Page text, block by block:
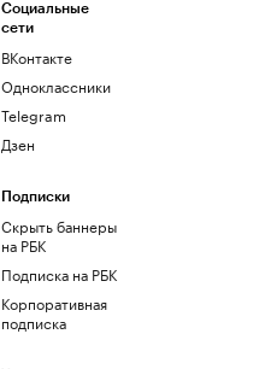
Социальные
сети
ВКонтакте
Одноклассники
Telegram
Дзен
Подписки
Скрыть баннеры
на РБК
Подписка на РБК
Корпоративная
подписка